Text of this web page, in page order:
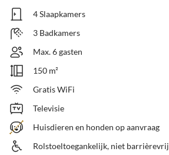
4 Slaapkamers
3 Badkamers
Max. 6 gasten
150 m²
Gratis WiFi
Televisie
Huisdieren en honden op aanvraag
Rolstoeltoegankelijk, niet barrièrevrij